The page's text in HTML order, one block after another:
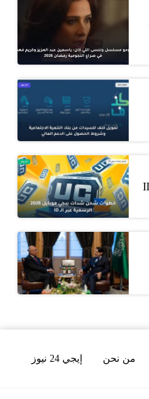
من نحن إيجي 24 نيوز